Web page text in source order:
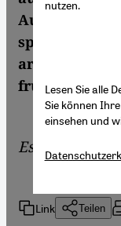
Aufstand in
spalten
arabischer
fruchtbaren
Essay von
Link Teilen
nutzen.
Lesen Sie alle
Sie können
einsehen und